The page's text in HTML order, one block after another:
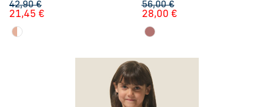
42,90€
21,45 €
56,00€
28,00 €